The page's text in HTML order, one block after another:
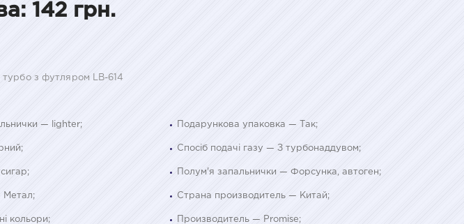
142 грн.
турбо з футляром LB-614
— lighter; Подарункова упаковка — Так;
Спосіб подачі газу — З турбонаддувом;
Полум'я запальнички — Форсунка, автоген;
Метал; Страна производитель — Китай;
кольори; Производитель — Promise;